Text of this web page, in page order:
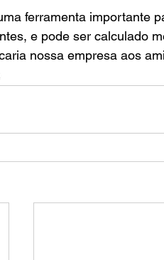
ferramenta importante
e pode ser calculado
nossa empresa aos